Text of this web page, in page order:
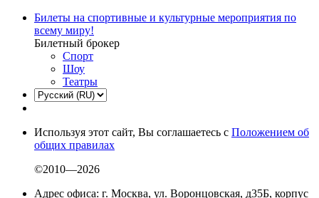
Билеты на спортивные и культурные мероприятия по
всему миру!
Билетный брокер
Спорт
Шоу
Театры
Используя этот сайт, Вы соглашаетесь с Положением об
общих правилах
©2010—2026
Адрес офиса: г. Москва, ул. Воронцовская, д35Б, корпус